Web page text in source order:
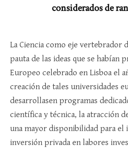
considerados de
La Ciencia como eje vertebrador
pauta de las ideas que se habían
Europeo celebrado en Lisboa el
creación de tales universidades
desarrollasen programas
científica y técnica, la atracción
una mayor disponibilidad para el
inversión privada en labores